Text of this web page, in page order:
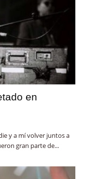
en
y a mí volver juntos a
gran parte de...